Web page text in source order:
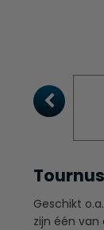
Geschikt
zijn één